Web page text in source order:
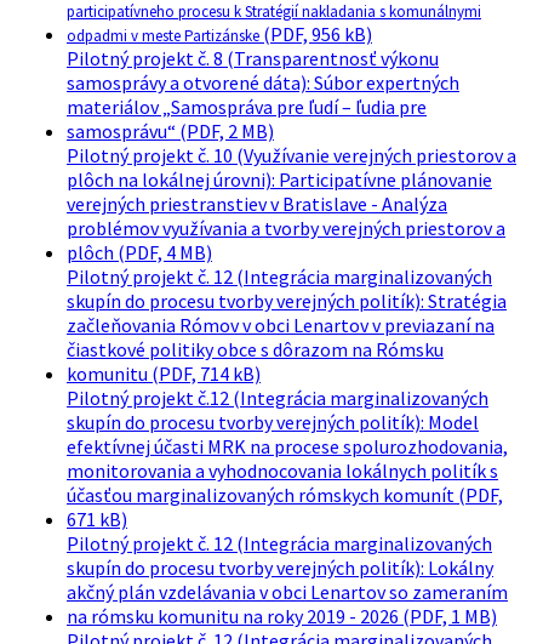
participatívneho procesu k Stratégií nakladania s komunálnymi
odpadmi v meste Partizánske (PDF, 956 kB)
Pilotný projekt č. 8 (Transparentnosť výkonu
samosprávy a otvorené dáta): Súbor expertných
materiálov „Samospráva pre ľudí – ľudia pre
samosprávu“ (PDF, 2 MB)
Pilotný projekt č. 10 (Využívanie verejných priestorov a
plôch na lokálnej úrovni): Participatívne plánovanie
verejných priestranstiev v Bratislave - Analýza
problémov využívania a tvorby verejných priestorov a
plôch (PDF, 4 MB)
Pilotný projekt č. 12 (Integrácia marginalizovaných
skupín do procesu tvorby verejných politík): Stratégia
začleňovania Rómov v obci Lenartov v previazaní na
čiastkové politiky obce s dôrazom na Rómsku
komunitu (PDF, 714 kB)
Pilotný projekt č.12 (Integrácia marginalizovaných
skupín do procesu tvorby verejných politík): Model
efektívnej účasti MRK na procese spolurozhodovania,
monitorovania a vyhodnocovania lokálnych politík s
účasťou marginalizovaných rómskych komunít (PDF,
671 kB)
Pilotný projekt č. 12 (Integrácia marginalizovaných
skupín do procesu tvorby verejných politík): Lokálny
akčný plán vzdelávania v obci Lenartov so zameraním
na rómsku komunitu na roky 2019 - 2026 (PDF, 1 MB)